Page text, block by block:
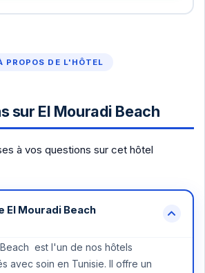
PROPOS DE L'HÔTEL
sur El Mouradi Beach
à vos questions sur cet hôtel
El Mouradi Beach
est l'un de nos hôtels
avec soin en Tunisie. Il offre un